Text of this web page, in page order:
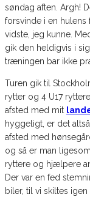
søndag aften. Argh!
forsvinde i en hulens
vidste, jeg kunne.
gik den heldigvis i
træningen bar ikke
Turen gik til
rytter og 4 U17
afsted med mit
hyggeligt, er det
afsted med
og så er man
ryttere og hjælpere
Der var en fed
biler, til vi skiltes